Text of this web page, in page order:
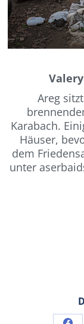
Areg
Karabach.
Häuser,
dem
unter